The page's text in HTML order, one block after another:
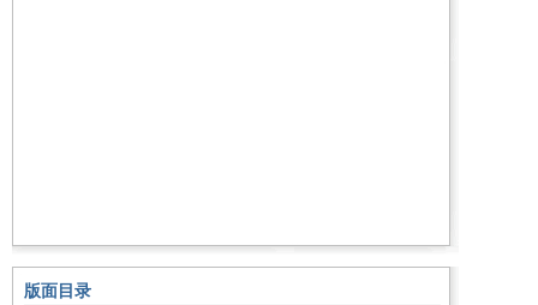
版面目录